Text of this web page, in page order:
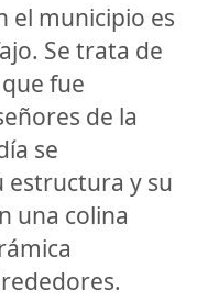
el municipio es
Se trata de
fue
de la
se
estructura y su
una colina